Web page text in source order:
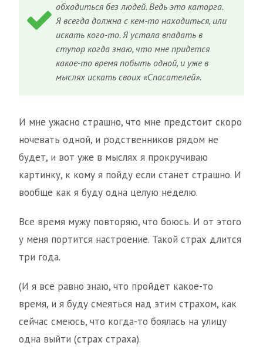
обходиться без людей. Ведь это каторга.
Я всегда должна с кем-то находиться, или
искать кого-то. Я устала впадать в
ступор когда знаю, что мне придется
какое-то время побыть одной, и уже в
мыслях искать своих «Спасателей».
И мне ужасно страшно, что мне предстоит скоро
ночевать одной, и родственников рядом не
будет, и вот уже в мыслях я прокручиваю
картинку, к кому я пойду если станет страшно. И
вообще как я буду одна целую неделю.
Все время мужу повторяю, что боюсь. И от этого
у меня портится настроение. Такой страх длится
три года.
(И я все равно знаю, что пройдет какое-то
время, и я буду смеяться над этим страхом, как
сейчас смеюсь, что когда-то боялась на улицу
одна выйти (страх страха).